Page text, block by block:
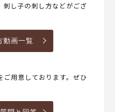
し子の刺し方などがござ
動画一覧
ご用意しております。ぜひ